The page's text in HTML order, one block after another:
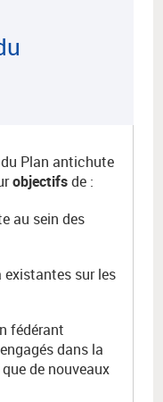
Plan antichute
objectifsde :
au sein des
existantes sur les
fédérant
dans la
de nouveaux